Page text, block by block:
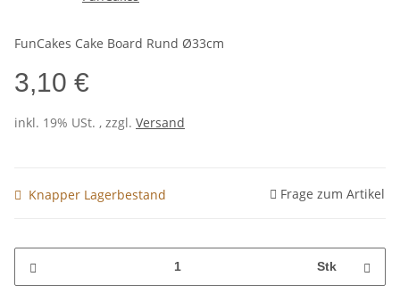
FunCakes Cake Board Rund Ø33cm
3,10 €
inkl. 19% USt. , zzgl. Versand
Knapper Lagerbestand Frage zum Artikel
Stk